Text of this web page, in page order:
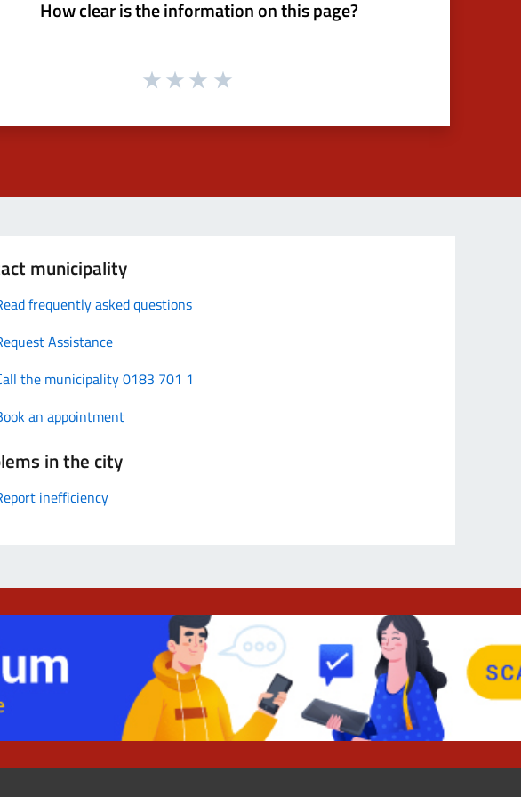
How clear is the information on this page?
municipality
frequently asked questions
Assistance
the municipality 0183 701 1
an appointment
in the city
inefficiency